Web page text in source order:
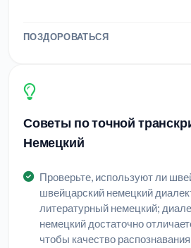
ПОЗДОРОВАТЬСЯ
Советы по точной
Немецкий
Проверьте, используют ли
швейцарский немецкий
литературный немецкий;
немецкий достаточно
чтобы качество